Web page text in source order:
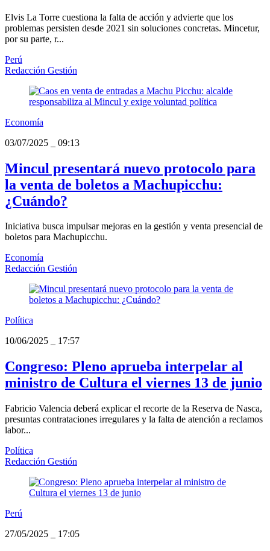
Elvis La Torre cuestiona la falta de acción y advierte que los
problemas persisten desde 2021 sin soluciones concretas. Mincetur,
por su parte, r...
Perú
Redacción Gestión
Economía
03/07/2025
09:13
Mincul presentará nuevo protocolo para
la venta de boletos a Machupicchu:
¿Cuándo?
Iniciativa busca impulsar mejoras en la gestión y venta presencial de
boletos para Machupicchu.
Economía
Redacción Gestión
Política
10/06/2025
17:57
Congreso: Pleno aprueba interpelar al
ministro de Cultura el viernes 13 de junio
Fabricio Valencia deberá explicar el recorte de la Reserva de Nasca,
presuntas contrataciones irregulares y la falta de atención a reclamos
labor...
Política
Redacción Gestión
Perú
27/05/2025
17:05